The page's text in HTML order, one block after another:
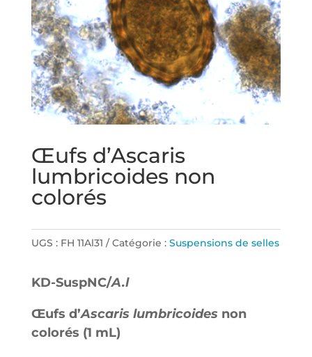
Œufs d’Ascaris
lumbricoides non
colorés
UGS : FH 11Al31 Catégorie : Suspensions de selles
KD-SuspNC/A.l
Œufs d’Ascaris lumbricoides non
colorés (1 mL)